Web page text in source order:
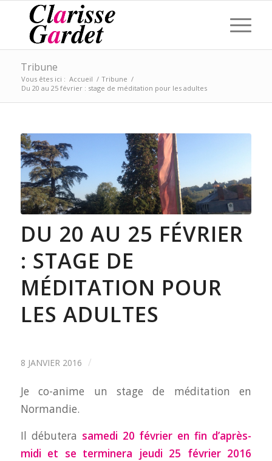
Tribune
Vous êtes ici : Accueil / Tribune /
Du 20 au 25 février : stage de méditation pour les adultes
DU 20 AU 25 FÉVRIER
: STAGE DE
MÉDITATION POUR
LES ADULTES
8 JANVIER 2016 /
Je co-anime un stage de méditation en
Normandie.
Il débutera samedi 20 février en fin d’après-
midi et se terminera jeudi 25 février 2016